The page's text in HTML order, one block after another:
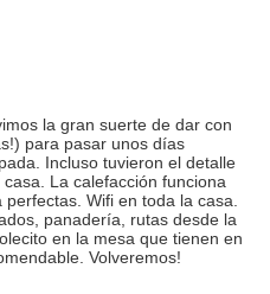
la gran suerte de dar con
para pasar unos días
Incluso tuvieron el detalle
La calefacción funciona
Wifi en toda la casa.
panadería, rutas desde la
en la mesa que tienen en
Volveremos!